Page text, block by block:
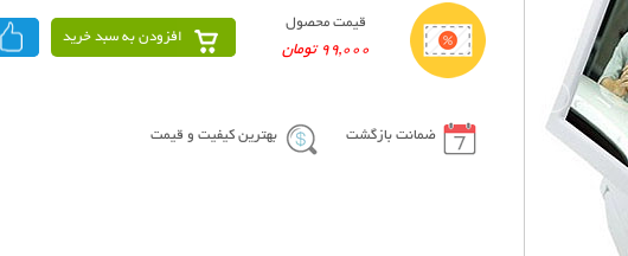
قیمت محصول
99,000 تومان
افزودن به سبد خرید
ضمانت بازگشت بهترین کیفیت و قیمت